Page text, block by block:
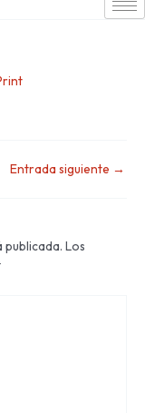
Entrada siguiente →
Los